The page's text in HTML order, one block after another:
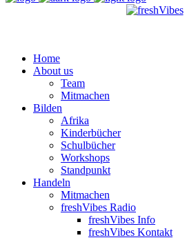
Home
About us
Team
Mitmachen
Bilden
Afrika
Kinderbücher
Schulbücher
Workshops
Standpunkt
Handeln
Mitmachen
freshVibes Radio
freshVibes Info
freshVibes Kontakt